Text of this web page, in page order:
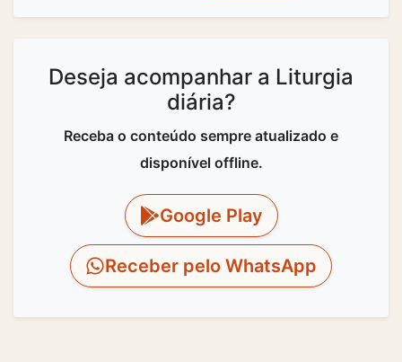
Deseja acompanhar a Liturgia
diária?
Receba o conteúdo sempre atualizado e
disponível offline.
Google Play
Receber pelo WhatsApp